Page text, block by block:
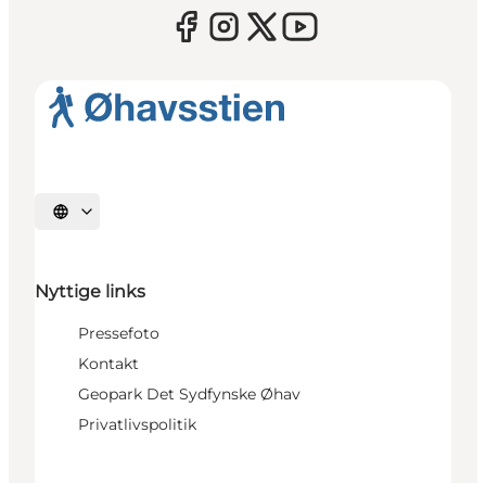
Vælg sprog
Nyttige links
Pressefoto
Kontakt
Geopark Det Sydfynske Øhav
Privatlivspolitik